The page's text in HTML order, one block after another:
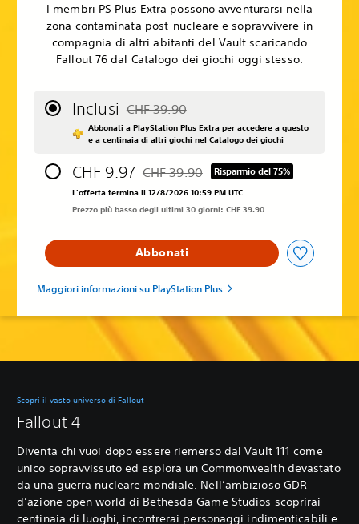
I membri PS Plus Extra possono avventurarsi nella
zona contaminata post-nucleare e sopravvivere in
compagnia di altri abitanti del Vault scaricando
Fallout 76 dal Catalogo dei giochi oggi stesso.
Inclusi Scontato dal prezzo originale di CHF 39.90
CHF 39.90
Abbonati a PlayStation Plus Extra per accedere a questo
e a centinaia di altri giochi nel Catalogo dei giochi
CHF 9.97 Scontato dal prezzo originale di CHF
CHF 39.90 Risparmio del 75%
L'offerta termina il 12/8/2026 10:59 PM UTC
Prezzo più basso degli ultimi 30 giorni: CHF 39.90
Abbonati
Maggiori informazioni su PlayStation Plus
Scopri il vasto universo di Fallout
Fallout 4
Diventa chi vuoi dopo essere riemerso dal Vault 111 come
unico sopravvissuto ed esplora un Commonwealth devastato
da una guerra nucleare mondiale. Nell’ambizioso GDR
d’azione open world di Bethesda Game Studios scoprirai
centinaia di luoghi, incontrerai personaggi indimenticabili e